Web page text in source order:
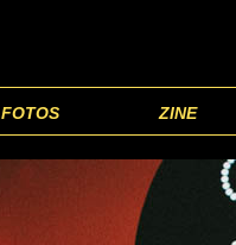
FOTOS ZINE